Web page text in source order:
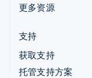
更多资源
支持
获取支持
托管支持方案